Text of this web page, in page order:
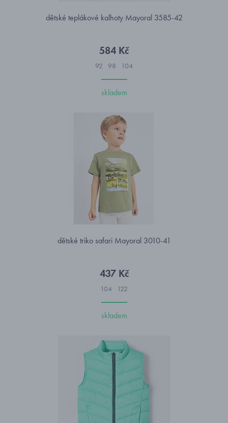
dětské teplákové kalhoty Mayoral 3585-42
584 Kč
92 98 104
skladem
dětské triko safari Mayoral 3010-41
437 Kč
104 122
skladem